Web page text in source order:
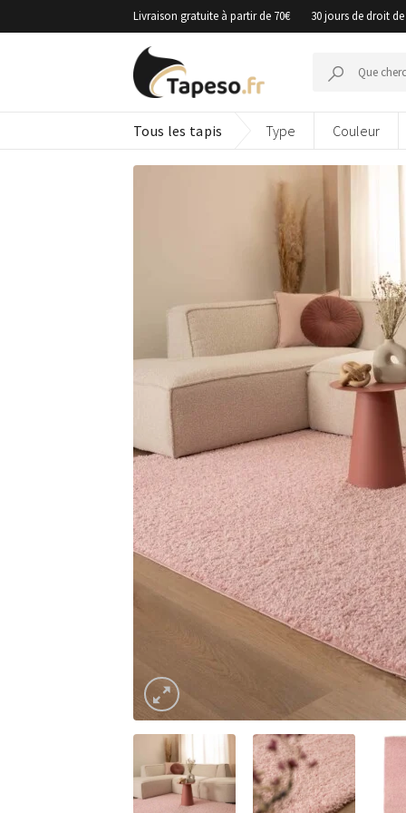
au
Livraison gratuite à partir de 70€ 30 jours de droit
pour :
Tous les tapis Type Couleur